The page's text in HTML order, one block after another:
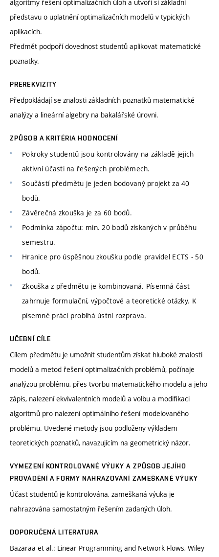
algoritmy řešení optimalizačních úloh a utvoří si základní
představu o uplatnění optimalizačních modelů v typických
aplikacích.
Předmět podpoří dovednost studentů aplikovat matematické
poznatky.
PREREKVIZITY
Předpokládají se znalosti základních poznatků matematické
analýzy a lineární algebry na bakalářské úrovni.
ZPŮSOB A KRITÉRIA HODNOCENÍ
Pokroky studentů jsou kontrolovány na základě jejich
aktivní účasti na řešených problémech.
Součástí předmětu je jeden bodovaný projekt za 40
bodů.
Závěrečná zkouška je za 60 bodů.
Podmínka zápočtu: min. 20 bodů získaných v průběhu
semestru.
Hranice pro úspěšnou zkoušku podle pravidel ECTS - 50
bodů.
Zkouška z předmětu je kombinovaná. Písemná část
zahrnuje formulační, výpočtové a teoretické otázky. K
písemné práci probíhá ústní rozprava.
UČEBNÍ CÍLE
Cílem předmětu je umožnit studentům získat hluboké znalosti
modelů a metod řešení optimalizačních problémů, počínaje
analýzou problému, přes tvorbu matematického modelu a jeho
zápis, nalezení ekvivalentních modelů a volbu a modifikaci
algoritmů pro nalezení optimálního řešení modelovaného
problému. Uvedené metody jsou podloženy výkladem
teoretických poznatků, navazujícím na geometrický názor.
VYMEZENÍ KONTROLOVANÉ VÝUKY A ZPŮSOB JEJÍHO
PROVÁDĚNÍ A FORMY NAHRAZOVÁNÍ ZAMEŠKANÉ VÝUKY
Účast studentů je kontrolována, zameškaná výuka je
nahrazována samostatným řešením zadaných úloh.
DOPORUČENÁ LITERATURA
Bazaraa et al.: Linear Programming and Network Flows, Wiley